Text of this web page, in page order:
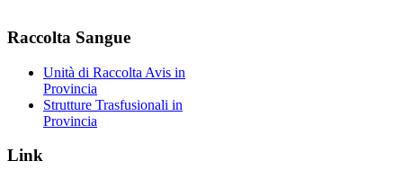
Raccolta Sangue
Unità di Raccolta Avis in
Provincia
Strutture Trasfusionali in
Provincia
Link